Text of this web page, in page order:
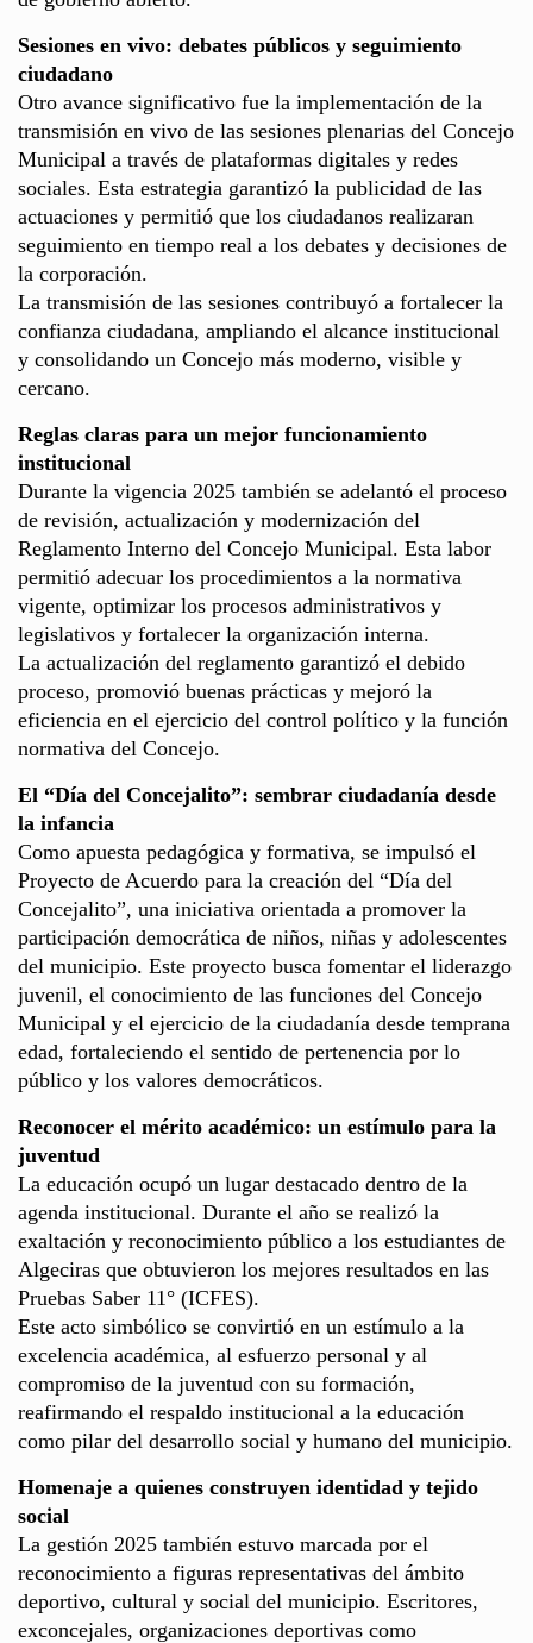
Sesiones en vivo: debates públicos y seguimiento
ciudadano
Otro avance significativo fue la implementación de la
transmisión en vivo de las sesiones plenarias del Concejo
Municipal a través de plataformas digitales y redes
sociales. Esta estrategia garantizó la publicidad de las
actuaciones y permitió que los ciudadanos realizaran
seguimiento en tiempo real a los debates y decisiones de
la corporación.
La transmisión de las sesiones contribuyó a fortalecer la
confianza ciudadana, ampliando el alcance institucional
y consolidando un Concejo más moderno, visible y
cercano.
Reglas claras para un mejor funcionamiento
institucional
Durante la vigencia 2025 también se adelantó el proceso
de revisión, actualización y modernización del
Reglamento Interno del Concejo Municipal. Esta labor
permitió adecuar los procedimientos a la normativa
vigente, optimizar los procesos administrativos y
legislativos y fortalecer la organización interna.
La actualización del reglamento garantizó el debido
proceso, promovió buenas prácticas y mejoró la
eficiencia en el ejercicio del control político y la función
normativa del Concejo.
El “Día del Concejalito”: sembrar ciudadanía desde
la infancia
Como apuesta pedagógica y formativa, se impulsó el
Proyecto de Acuerdo para la creación del “Día del
Concejalito”, una iniciativa orientada a promover la
participación democrática de niños, niñas y adolescentes
del municipio. Este proyecto busca fomentar el liderazgo
juvenil, el conocimiento de las funciones del Concejo
Municipal y el ejercicio de la ciudadanía desde temprana
edad, fortaleciendo el sentido de pertenencia por lo
público y los valores democráticos.
Reconocer el mérito académico: un estímulo para la
juventud
La educación ocupó un lugar destacado dentro de la
agenda institucional. Durante el año se realizó la
exaltación y reconocimiento público a los estudiantes de
Algeciras que obtuvieron los mejores resultados en las
Pruebas Saber 11° (ICFES).
Este acto simbólico se convirtió en un estímulo a la
excelencia académica, al esfuerzo personal y al
compromiso de la juventud con su formación,
reafirmando el respaldo institucional a la educación
como pilar del desarrollo social y humano del municipio.
Homenaje a quienes construyen identidad y tejido
social
La gestión 2025 también estuvo marcada por el
reconocimiento a figuras representativas del ámbito
deportivo, cultural y social del municipio. Escritores,
exconcejales, organizaciones deportivas como